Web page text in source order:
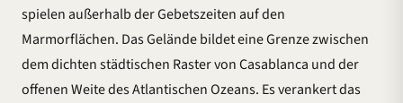
spielen außerhalb der Gebetszeiten auf den
Marmorflächen. Das Gelände bildet eine Grenze zwischen
dem dichten städtischen Raster von Casablanca und der
offenen Weite des Atlantischen Ozeans. Es verankert das